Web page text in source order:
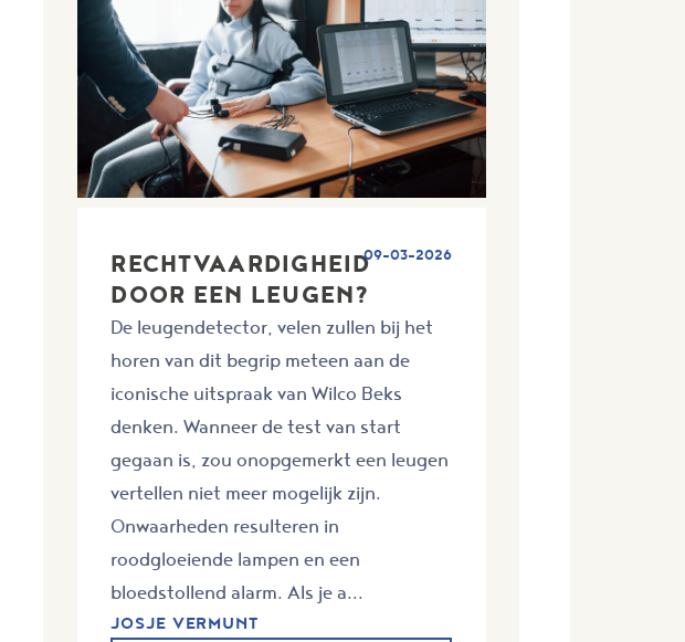
RECHTVAARDIGHEID
DOOR EEN LEUGEN?
09-03-2026
De leugendetector, velen zullen bij het
horen van dit begrip meteen aan de
iconische uitspraak van Wilco Beks
denken. Wanneer de test van start
gegaan is, zou onopgemerkt een leugen
vertellen niet meer mogelijk zijn.
Onwaarheden resulteren in
roodgloeiende lampen en een
bloedstollend alarm. Als je a...
JOSJE VERMUNT